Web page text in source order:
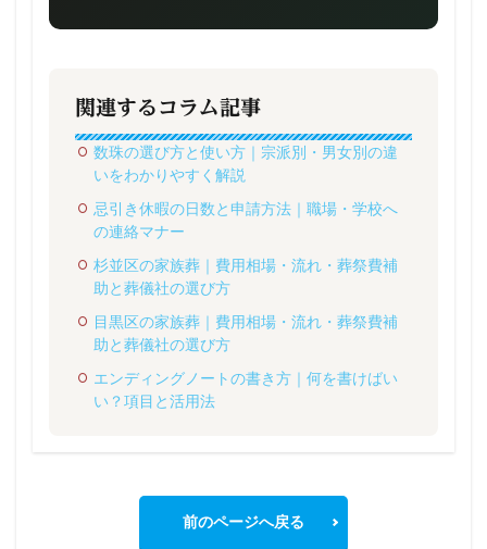
関連するコラム記事
数珠の選び方と使い方｜宗派別・男女別の違
いをわかりやすく解説
忌引き休暇の日数と申請方法｜職場・学校へ
の連絡マナー
杉並区の家族葬｜費用相場・流れ・葬祭費補
助と葬儀社の選び方
目黒区の家族葬｜費用相場・流れ・葬祭費補
助と葬儀社の選び方
エンディングノートの書き方｜何を書けばい
い？項目と活用法
前のページへ戻る